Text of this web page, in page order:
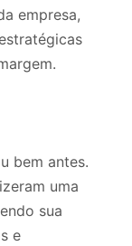
empresa,
bem antes.
uma
sua
e